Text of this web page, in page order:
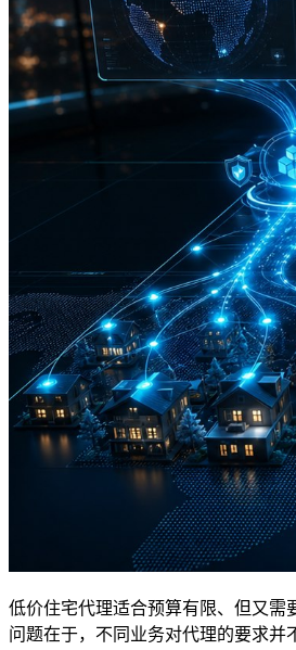
低价住宅代理适合预算有限、但又需
问题在于，不同业务对代理的要求并